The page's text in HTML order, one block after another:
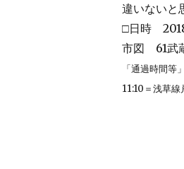
違いないと
□日時
市図 61
「通過時間
11:10＝浅草